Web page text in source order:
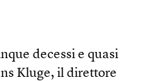
decessi e quasi
Kluge, il direttore